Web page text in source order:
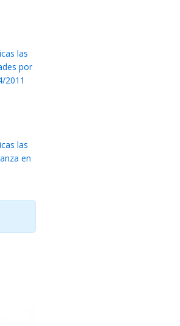
las
por
2011
las
en